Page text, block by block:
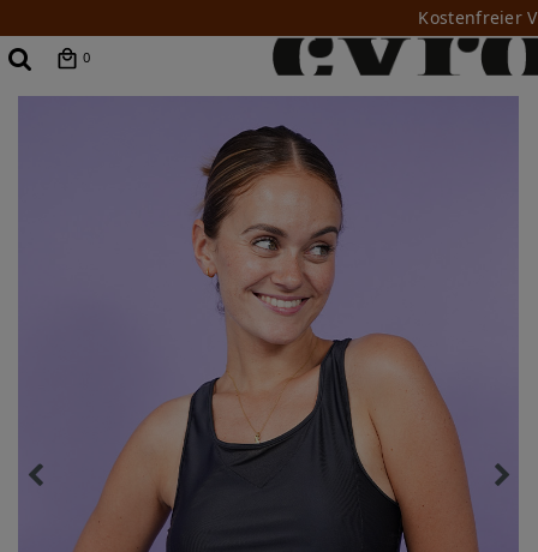
Kostenfreier
0